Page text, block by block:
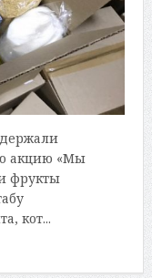
акцию «Мы
фрукты
кот...